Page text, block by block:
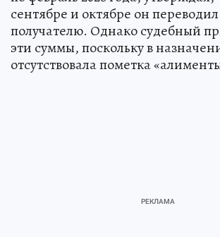
сентябре и октябре он
получателю. Однако судебный
эти суммы, поскольку в
отсутствовала пометка